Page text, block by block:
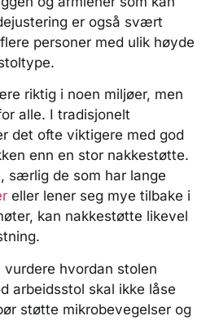
er også svært
personer med ulik høyde
riktig i noen miljøer, men
alle. I tradisjonelt
det ofte viktigere med god
enn en stor nakkestøtte.
særlig de som har lange
eller lener seg mye tilbake i
kan nakkestøtte likevel
hvordan stolen
arbeidsstol skal ikke låse
støtte mikrobevegelser og